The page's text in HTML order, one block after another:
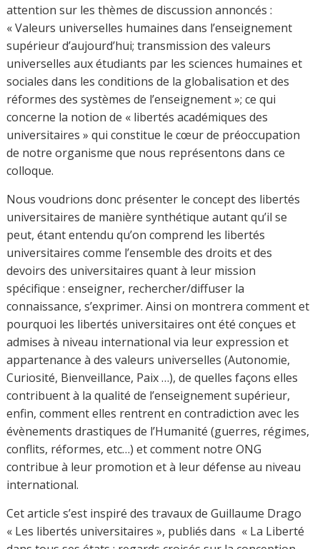
« Les libertés universitaires », publiés dans « La Liberté
dans tous ses états : regards croisés sur la conception
occidentale de la liberté » en 1999, et d’Olivier Beaud
« les libertés universitaires (I) », 2010. Nous nous
appuierons également sur une enquête réalisée en 2014
par la section française de l’IAUPL sur les libertés
universitaires.
Selon l’interprétation française, les libertés universitaires
expriment juridiquement un droit des libertés
universitaires et un principe d’indépendance des
professeurs des universités, élargie aux maîtres de
conférences. Cette conception est en lien avec
l’indépendance individuelle et intellectuelle des
professeurs des universités.
Ce principe est défini par la Loi du 12 Juillet 1875 et
consacré par la loi du 31 Mars 1945.
C’est surtout la mise en perspective des libertés
universitaires fondamentales qui est présentée dans le
Code de l’Education (art 57.) en France et dans une
Recommandation de l’UNESCO 1997. En outre, l’article
952-2 du Code de l’Education stipule:
« Les enseignants-chercheurs, les enseignants et les
chercheurs jouissant d’une pleine indépendance et
d’une entière liberté d’expression dans l’exercice de
leurs fonctions d’enseignement et dans leurs activités de
conformément aux traditions universitaires et aux
dispositions de la présente loi, les principes de tolérance